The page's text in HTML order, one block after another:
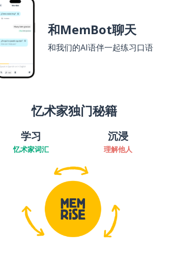
和MemBot聊天
和我们的AI语伴一起练习口语
忆术家独门秘籍
学习
忆术家词汇
沉浸
理解他人